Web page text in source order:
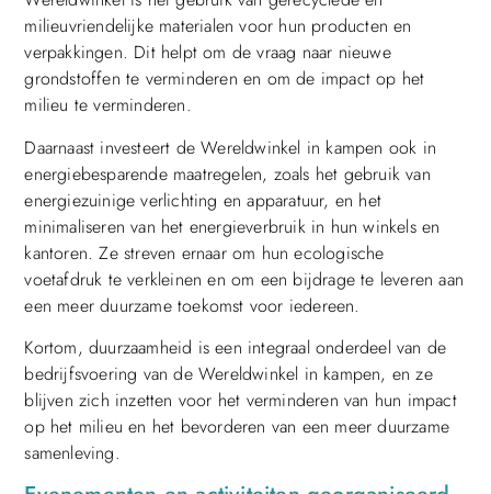
milieuvriendelijke materialen voor hun producten en
verpakkingen. Dit helpt om de vraag naar nieuwe
grondstoffen te verminderen en om de impact op het
milieu te verminderen.
Daarnaast investeert de Wereldwinkel in kampen ook in
energiebesparende maatregelen, zoals het gebruik van
energiezuinige verlichting en apparatuur, en het
minimaliseren van het energieverbruik in hun winkels en
kantoren. Ze streven ernaar om hun ecologische
voetafdruk te verkleinen en om een bijdrage te leveren aan
een meer duurzame toekomst voor iedereen.
Kortom, duurzaamheid is een integraal onderdeel van de
bedrijfsvoering van de Wereldwinkel in kampen, en ze
blijven zich inzetten voor het verminderen van hun impact
op het milieu en het bevorderen van een meer duurzame
samenleving.